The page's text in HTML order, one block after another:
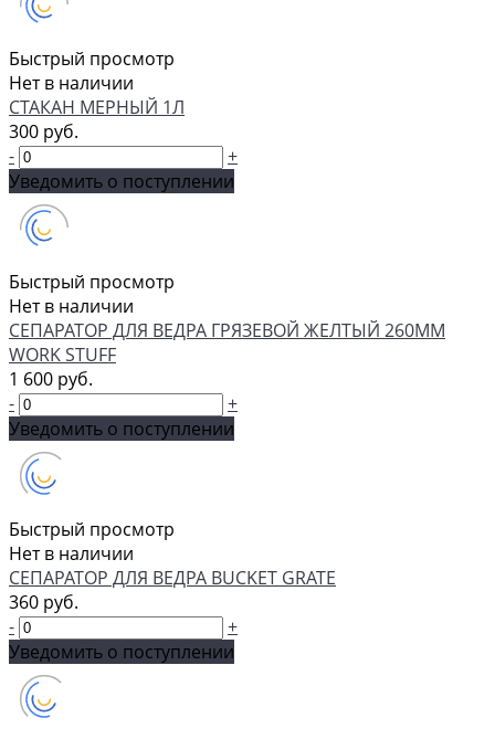
Быстрый просмотр
Нет в наличии
СТАКАН МЕРНЫЙ 1Л
300 руб.
-
+
Уведомить о поступлении
Быстрый просмотр
Нет в наличии
СЕПАРАТОР ДЛЯ ВЕДРА ГРЯЗЕВОЙ ЖЕЛТЫЙ 260ММ
WORK STUFF
1 600 руб.
-
+
Уведомить о поступлении
Быстрый просмотр
Нет в наличии
СЕПАРАТОР ДЛЯ ВЕДРА BUCKET GRATE
360 руб.
-
+
Уведомить о поступлении